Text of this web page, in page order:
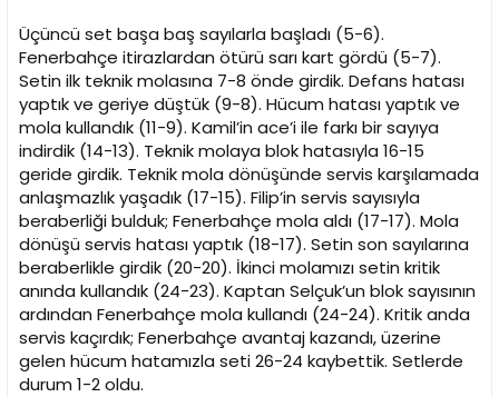
Üçüncü set başa baş sayılarla başladı (5-6).
Fenerbahçe itirazlardan ötürü sarı kart gördü (5-7).
Setin ilk teknik molasına 7-8 önde girdik. Defans hatası
yaptık ve geriye düştük (9-8). Hücum hatası yaptık ve
mola kullandık (11-9). Kamil’in ace’i ile farkı bir sayıya
indirdik (14-13). Teknik molaya blok hatasıyla 16-15
geride girdik. Teknik mola dönüşünde servis karşılamada
anlaşmazlık yaşadık (17-15). Filip’in servis sayısıyla
beraberliği bulduk; Fenerbahçe mola aldı (17-17). Mola
dönüşü servis hatası yaptık (18-17). Setin son sayılarına
beraberlikle girdik (20-20). İkinci molamızı setin kritik
anında kullandık (24-23). Kaptan Selçuk’un blok sayısının
ardından Fenerbahçe mola kullandı (24-24). Kritik anda
servis kaçırdık; Fenerbahçe avantaj kazandı, üzerine
gelen hücum hatamızla seti 26-24 kaybettik. Setlerde
durum 1-2 oldu.